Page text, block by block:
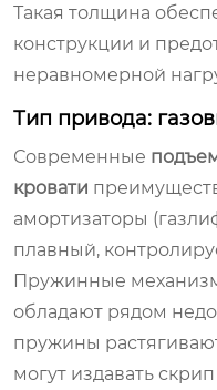
Такая толщина
конструкции и
неравномерной
Тип привода:
Современные
кровати
амортизаторы
плавный,
Пружинные
обладают рядом
пружины
могут издавать